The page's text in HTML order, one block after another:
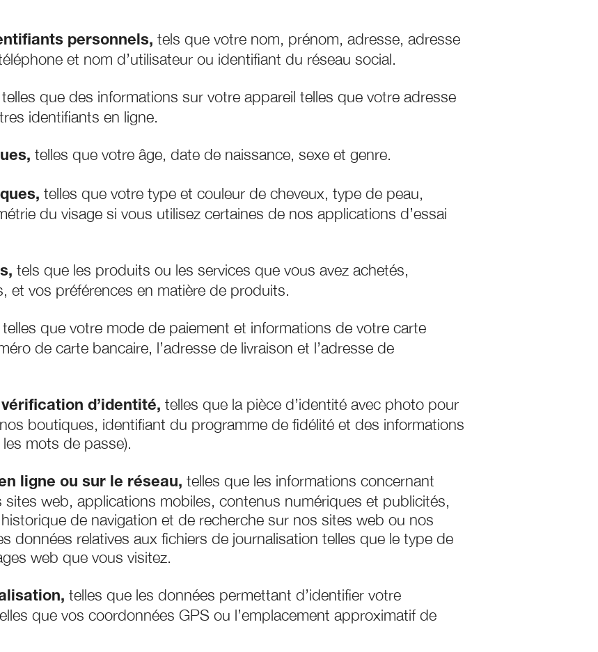
personnels, tels que votre nom, prénom, adresse, adresse
et nom d’utilisateur ou identifiant du réseau social.
telles que des informations sur votre appareil telles que votre adresse
identifiants en ligne.
telles que votre âge, date de naissance, sexe et genre.
telles que votre type et couleur de cheveux, type de peau,
du visage si vous utilisez certaines de nos applications d’essai
tels que les produits ou les services que vous avez achetés,
et vos préférences en matière de produits.
telles que votre mode de paiement et informations de votre carte
de carte bancaire, l’adresse de livraison et l’adresse de
d’identité, telles que la pièce d’identité avec photo pour
boutiques, identifiant du programme de fidélité et des informations
mots de passe).
ligne ou sur le réseau, telles que les informations concernant
sites web, applications mobiles, contenus numériques et publicités,
de navigation et de recherche sur nos sites web ou nos
données relatives aux fichiers de journalisation telles que le type de
web que vous visitez.
telles que les données permettant d’identifier votre
que vos coordonnées GPS ou l’emplacement approximatif de